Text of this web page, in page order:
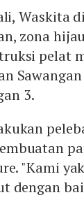
Waskita
zona
pelat
3.
"Kami
dengan